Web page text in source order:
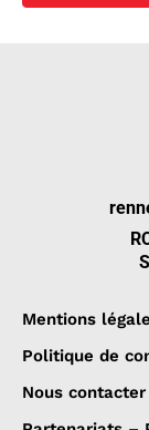
Mentions
Politique de
Nous contacter